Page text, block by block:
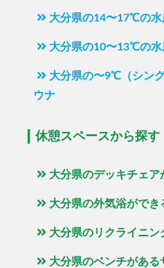
大分県の14〜17℃の水
大分県の10〜13℃の水
大分県の〜9℃（シン
ウナ
休憩スペースから探す
大分県のデッキチェア
大分県の外気浴ができ
大分県のリクライニン
大分県のベンチがある